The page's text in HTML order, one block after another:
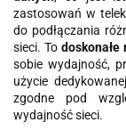
zastosowań w
do podłączania
sieci. To
sobie wydajność,
użycie
zgodne pod
wydajność sieci.